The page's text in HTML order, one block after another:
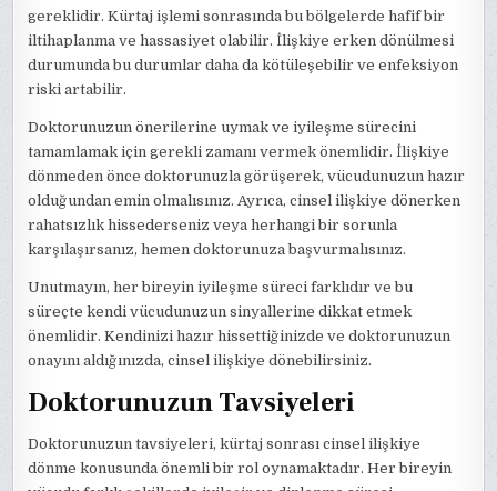
gereklidir. Kürtaj işlemi sonrasında bu bölgelerde hafif bir
iltihaplanma ve hassasiyet olabilir. İlişkiye erken dönülmesi
durumunda bu durumlar daha da kötüleşebilir ve enfeksiyon
riski artabilir.
Doktorunuzun önerilerine uymak ve iyileşme sürecini
tamamlamak için gerekli zamanı vermek önemlidir. İlişkiye
dönmeden önce doktorunuzla görüşerek, vücudunuzun hazır
olduğundan emin olmalısınız. Ayrıca, cinsel ilişkiye dönerken
rahatsızlık hissederseniz veya herhangi bir sorunla
karşılaşırsanız, hemen doktorunuza başvurmalısınız.
Unutmayın, her bireyin iyileşme süreci farklıdır ve bu
süreçte kendi vücudunuzun sinyallerine dikkat etmek
önemlidir. Kendinizi hazır hissettiğinizde ve doktorunuzun
onayını aldığınızda, cinsel ilişkiye dönebilirsiniz.
Doktorunuzun Tavsiyeleri
Doktorunuzun tavsiyeleri, kürtaj sonrası cinsel ilişkiye
dönme konusunda önemli bir rol oynamaktadır. Her bireyin